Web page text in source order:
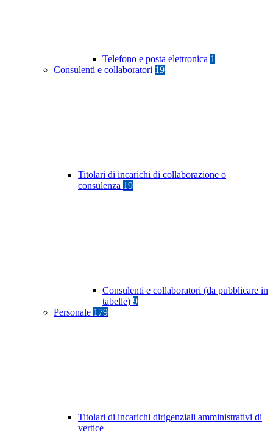
Telefono e posta elettronica 1
Consulenti e collaboratori 19
Titolari di incarichi di collaborazione o
consulenza 19
Consulenti e collaboratori (da pubblicare in
tabelle) 9
Personale 179
Titolari di incarichi dirigenziali amministrativi di
vertice